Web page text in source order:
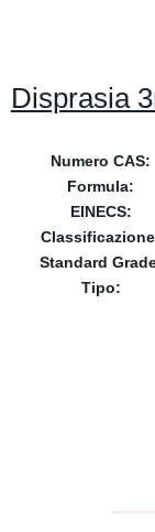
Disprasia
Numero CAS:
Formula:
EINECS:
Standard
Tipo: